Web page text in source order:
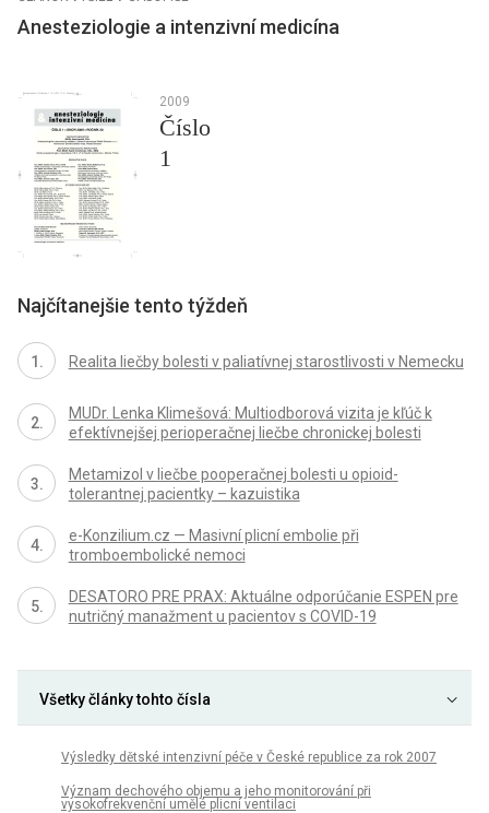
Anesteziologie a intenzivní medicína
2009
Číslo
1
Najčítanejšie tento týždeň
Realita liečby bolesti v paliatívnej starostlivosti v Nemecku
MUDr. Lenka Klimešová: Multiodborová vizita je kľúč k
efektívnejšej perioperačnej liečbe chronickej bolesti
Metamizol v liečbe pooperačnej bolesti u opioid-
tolerantnej pacientky – kazuistika
e-Konzilium.cz — Masivní plicní embolie při
tromboembolické nemoci
DESATORO PRE PRAX: Aktuálne odporúčanie ESPEN pre
nutričný manažment u pacientov s COVID-19
Všetky články tohto čísla
Výsledky dětské intenzivní péče v České republice za rok 2007
Význam dechového objemu a jeho monitorování při
vysokofrekvenční umělé plicní ventilaci